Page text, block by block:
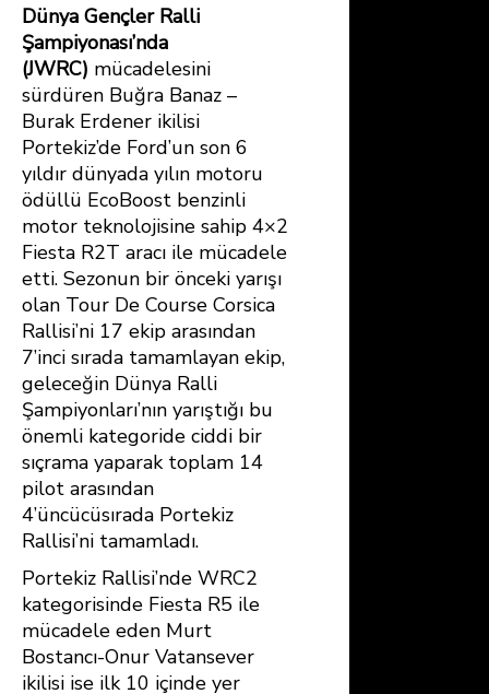
Dünya Gençler Ralli
Şampiyonası’nda
(JWRC) mücadelesini
sürdüren Buğra Banaz –
Burak Erdener ikilisi
Portekiz’de Ford’un son 6
yıldır dünyada yılın motoru
ödüllü EcoBoost benzinli
motor teknolojisine sahip 4×2
Fiesta R2T aracı ile mücadele
etti. Sezonun bir önceki yarışı
olan Tour De Course Corsica
Rallisi’ni 17 ekip arasından
7’inci sırada tamamlayan ekip,
geleceğin Dünya Ralli
Şampiyonları’nın yarıştığı bu
önemli kategoride ciddi bir
sıçrama yaparak toplam 14
pilot arasından
4’üncücüsırada Portekiz
Rallisi’ni tamamladı.
Portekiz Rallisi’nde WRC2
kategorisinde Fiesta R5 ile
mücadele eden Murt
Bostancı-Onur Vatansever
ikilisi ise ilk 10 içinde yer